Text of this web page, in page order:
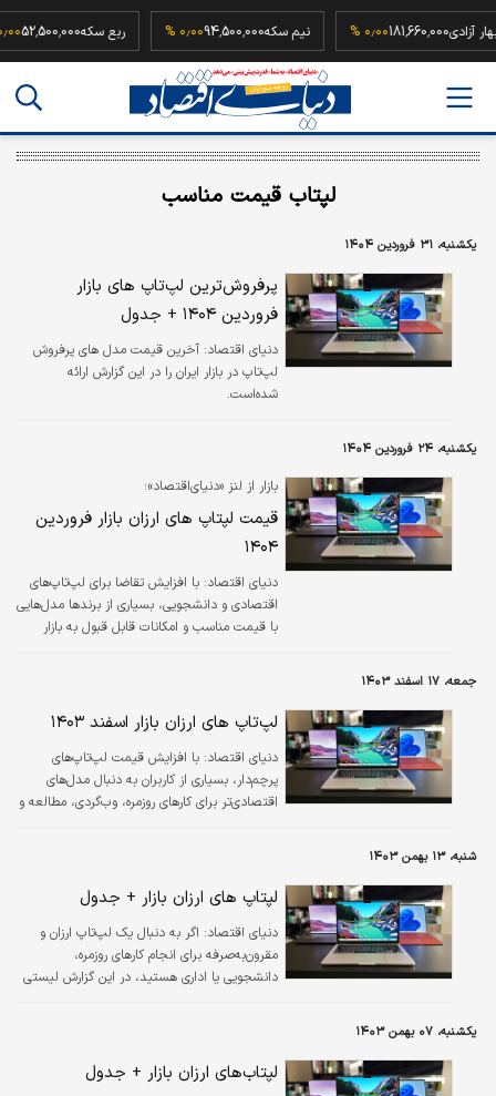
بهار آزادی181,660,000 ۰٫۰۰ % نیم سکه94,500,000 ۰٫۰۰ % ربع سکه
لپتاب قیمت مناسب
یکشنبه، ۳۱ فروردین ۱۴۰۴
پرفروش‌ترین لپ‌تاپ های بازار
فروردین ۱۴۰۴ + جدول
دنیای اقتصاد: آخرین قیمت مدل های پرفروش
لپ‌تاپ در بازار ایران را در این گزارش ارائه
شده‌است.
یکشنبه، ۲۴ فروردین ۱۴۰۴
بازار از لنز «دنیای‌اقتصاد»؛
قیمت لپتاپ های ارزان بازار فروردین
۱۴۰۴
دنیای اقتصاد: با افزایش تقاضا برای لپ‌تاپ‌های
اقتصادی و دانشجویی، بسیاری از برندها مدل‌هایی
با قیمت مناسب و امکانات قابل قبول به بازار
جمعه، ۱۷ اسفند ۱۴۰۳
لپ‌تاپ های ارزان بازار اسفند ۱۴۰۳
دنیای اقتصاد: با افزایش قیمت لپ‌تاپ‌های
پرچم‌دار، بسیاری از کاربران به دنبال مدل‌های
اقتصادی‌تر برای کارهای روزمره، وب‌گردی، مطالعه و
شنبه، ۱۳ بهمن ۱۴۰۳
لپتاپ های ارزان بازار + جدول
دنیای اقتصاد: اگر به دنبال یک لپ‌تاپ ارزان و
مقرون‌به‌صرفه برای انجام کارهای روزمره،
دانشجویی یا اداری هستید، در این گزارش لیستی
یکشنبه، ۰۷ بهمن ۱۴۰۳
لپتاب‌های ارزان بازار + جدول